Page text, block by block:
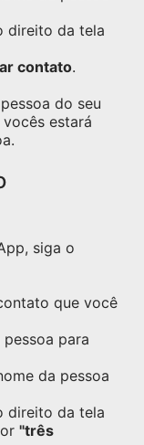
direito da tela
contato.
do seu
estará
siga o
que você
para
da pessoa
direito da tela
"três